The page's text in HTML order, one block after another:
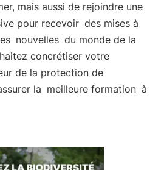
mais aussi de rejoindre une
pour recevoir des mises à
nouvelles du monde de la
concrétiser votre
de la protection de
la meilleure formation à